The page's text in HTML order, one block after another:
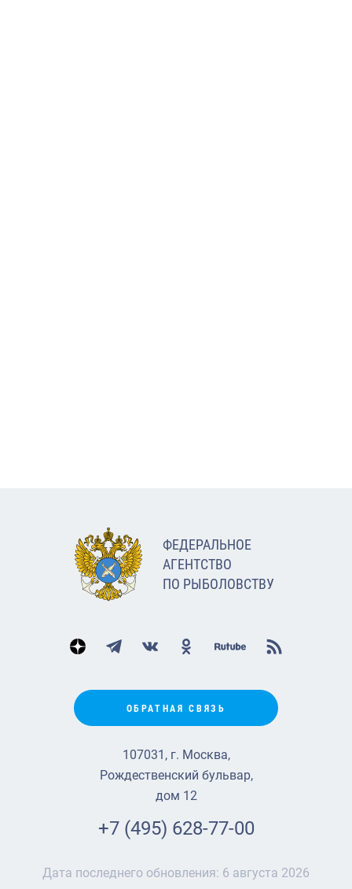
ФЕДЕРАЛЬНОЕ
АГЕНТСТВО
ПО РЫБОЛОВСТВУ
ОБРАТНАЯ СВЯЗЬ
107031, г. Москва,
Рождественский бульвар,
дом 12
+7 (495) 628-77-00
Дата последнего обновления: 6 августа 2026